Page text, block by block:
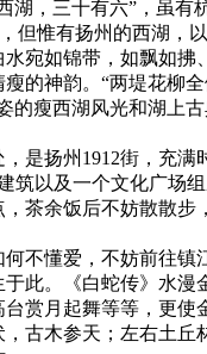
湖，三十有六”，虽有
但惟有扬州的西湖，
宛如锦带，如飘如拂
的神韵。“两堤花柳
的瘦西湖风光和湖上
扬州1912街，充满
筑以及一个文化广场
茶余饭后不妨散散步
懂爱，不妨前往镇
此。《白蛇传》水漫
赏月起舞等等，更使
古木参天；左右土丘